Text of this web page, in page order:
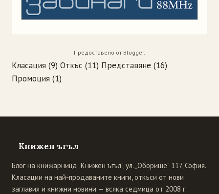
Предоставено от Blogger.
Класация (9) Откъс (11) Представяне (16)
Промоция (1)
Книжен ъгъл
Блог на книжарница „Книжен ъгъл", ул. „Оборище" 117, София.
Класации на най-продаваните книги, откъси от нови
заглавия и книжни новини — всяка седмица от 2008 г.